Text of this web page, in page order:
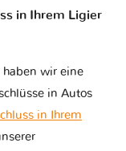
in Ihrem Ligier
haben wir eine
in Autos
in Ihrem